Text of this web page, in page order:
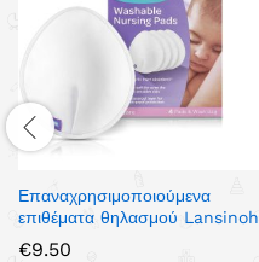
Επαναχρησιμοποιούμενα
επιθέματα θηλασμού Lansinoh
€9.50